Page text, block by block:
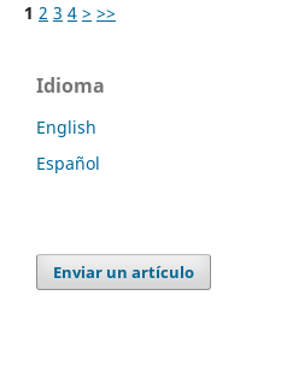
1 2 3 4 > >>
Idioma
English
Español
Enviar un artículo